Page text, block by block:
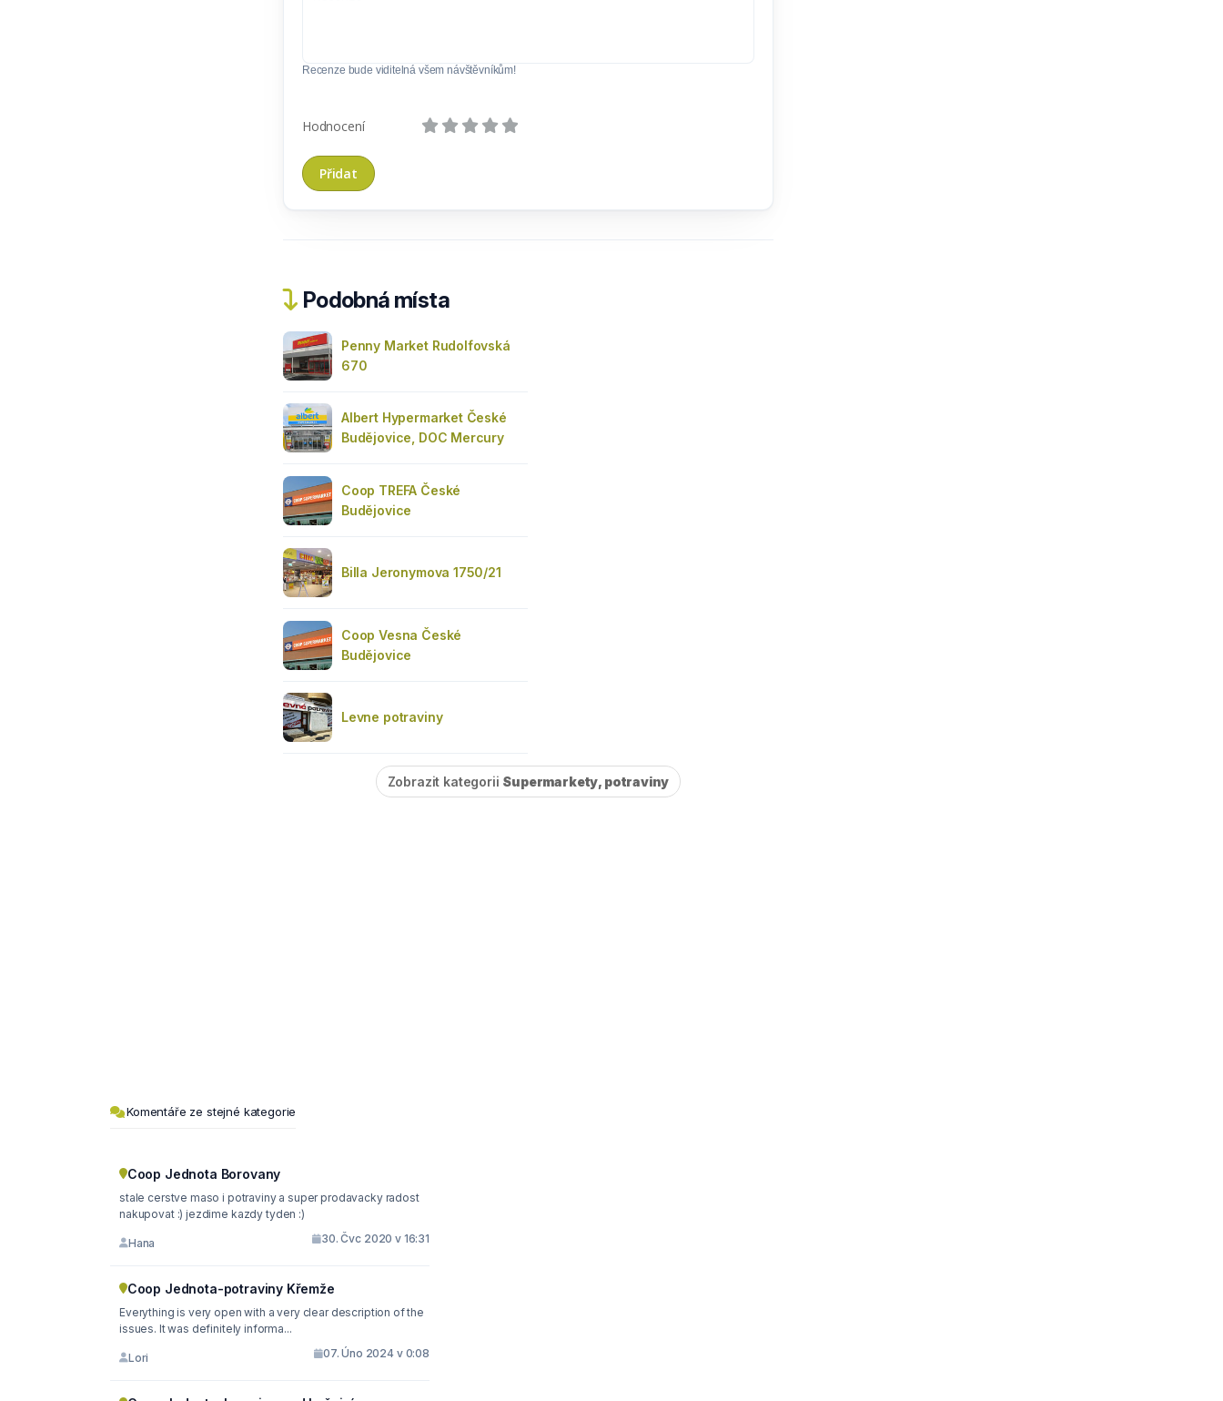
Recenze bude viditelná všem návštěvníkům!
Hodnocení
Podobná místa
Penny Market Rudolfovská
670
Albert Hypermarket České
Budějovice, DOC Mercury
Coop TREFA České
Budějovice
Billa Jeronymova 1750/21
Coop Vesna České
Budějovice
Levne potraviny
Zobrazit kategorii Supermarkety, potraviny
Komentáře ze stejné kategorie
Coop Jednota Borovany
stale cerstve maso i potraviny a super prodavacky radost
nakupovat :) jezdime kazdy tyden :)
Hana 30. Čvc 2020 v 16:31
Coop Jednota-potraviny Křemže
Everything is very open with a very clear description of the
issues. It was definitely informa...
Lori 07. Úno 2024 v 0:08